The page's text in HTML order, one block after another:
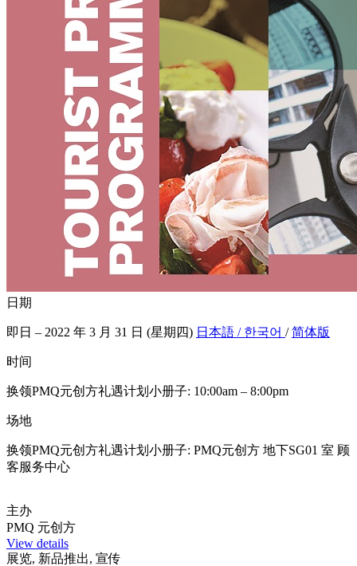
日期
即日 – 2022 年 3 月 31 日 (星期四) 日本語 / 한국어 /简体版
时间
换领PMQ元创方礼遇计划小册子: 10:00am – 8:00pm
场地
换领PMQ元创方礼遇计划小册子: PMQ元创方 地下SG01 室 顾
客服务中心
主办
PMQ 元创方
View details
展览, 新品推出, 宣传